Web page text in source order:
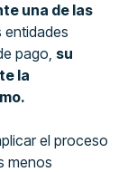
una de las
entidades
pago, su
la
el proceso
menos